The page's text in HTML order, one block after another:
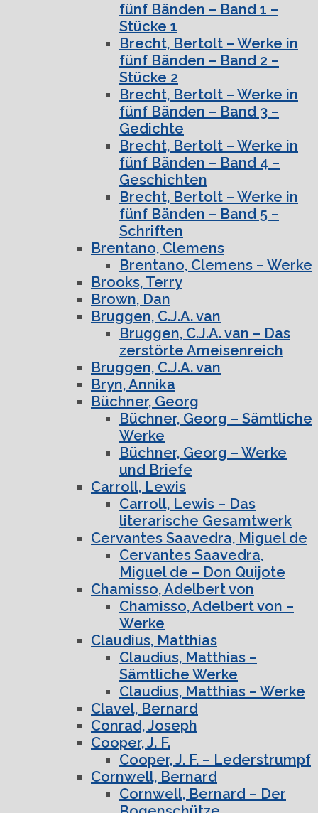
fünf Bänden – Band 1 –
Stücke 1
Brecht, Bertolt – Werke in
fünf Bänden – Band 2 –
Stücke 2
Brecht, Bertolt – Werke in
fünf Bänden – Band 3 –
Gedichte
Brecht, Bertolt – Werke in
fünf Bänden – Band 4 –
Geschichten
Brecht, Bertolt – Werke in
fünf Bänden – Band 5 –
Schriften
Brentano, Clemens
Brentano, Clemens – Werke
Brooks, Terry
Brown, Dan
Bruggen, C.J.A. van
Bruggen, C.J.A. van – Das
zerstörte Ameisenreich
Bruggen, C.J.A. van
Bryn, Annika
Büchner, Georg
Büchner, Georg – Sämtliche
Werke
Büchner, Georg – Werke
und Briefe
Carroll, Lewis
Carroll, Lewis – Das
literarische Gesamtwerk
Cervantes Saavedra, Miguel de
Cervantes Saavedra,
Miguel de – Don Quijote
Chamisso, Adelbert von
Chamisso, Adelbert von –
Werke
Claudius, Matthias
Claudius, Matthias –
Sämtliche Werke
Claudius, Matthias – Werke
Clavel, Bernard
Conrad, Joseph
Cooper, J. F.
Cooper, J. F. – Lederstrumpf
Cornwell, Bernard
Cornwell, Bernard – Der